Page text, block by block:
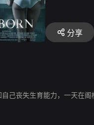
分享
自己丧失生育能力，一天在